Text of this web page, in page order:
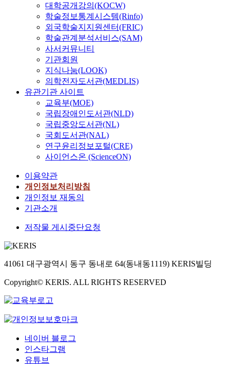
대학공개강의(KOCW)
학술정보통계시스템(Rinfo)
외국학술지지원센터(FRIC)
학술관계분석서비스(SAM)
사서커뮤니티
기관회원
지식나눔(LOOK)
의학전자도서관(MEDLIS)
유관기관 사이트
교육부(MOE)
국립장애인도서관(NLD)
국립중앙도서관(NL)
국회도서관(NAL)
연구윤리정보포털(CRE)
사이언스온 (ScienceON)
이용약관
개인정보처리방침
개인정보 재동의
기관소개
저작물 게시중단요청
41061 대구광역시 동구 동내로 64(동내동1119) KERIS빌딩
Copyright© KERIS. ALL RIGHTS RESERVED
네이버 블로그
인스타그램
유튜브